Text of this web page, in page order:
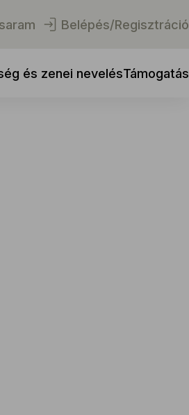
Belépés/Regisztráció
és zenei nevelésTámogatás